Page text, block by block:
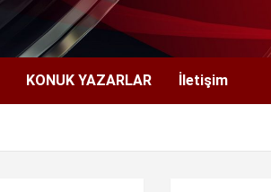
KONUK YAZARLAR İletişim